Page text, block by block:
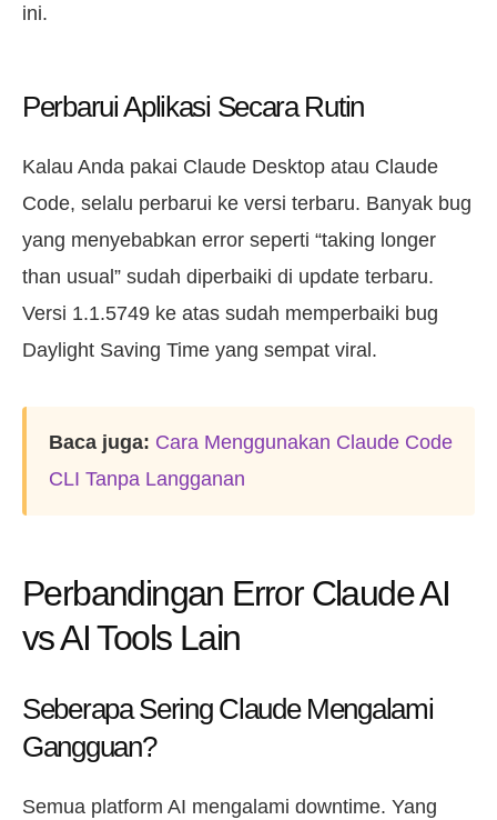
ini.
Perbarui Aplikasi Secara Rutin
Kalau Anda pakai Claude Desktop atau Claude
Code, selalu perbarui ke versi terbaru. Banyak bug
yang menyebabkan error seperti “taking longer
than usual” sudah diperbaiki di update terbaru.
Versi 1.1.5749 ke atas sudah memperbaiki bug
Daylight Saving Time yang sempat viral.
Baca juga: Cara Menggunakan Claude Code
CLI Tanpa Langganan
Perbandingan Error Claude AI
vs AI Tools Lain
Seberapa Sering Claude Mengalami
Gangguan?
Semua platform AI mengalami downtime. Yang